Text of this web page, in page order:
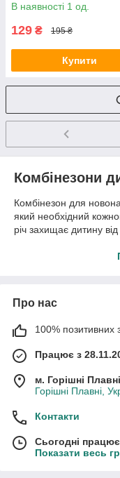
В наявності 1 од.
129 ₴ 195 ₴
Купити
Комбінезони
Комбінезон для
який необхідний
річ захищає дитину
гіпоалергенних
робить його
У нашому інтернет-
комбінезони для
Класичні моделі.
ідеально
легко одягаються
Теплі варіанти.
у нас є утеплені
Про нас
100% позитивних з
Працює з
м. Горішні Плавні
Горішні Плавні,
Контакти
Сьогодні
Показати весь